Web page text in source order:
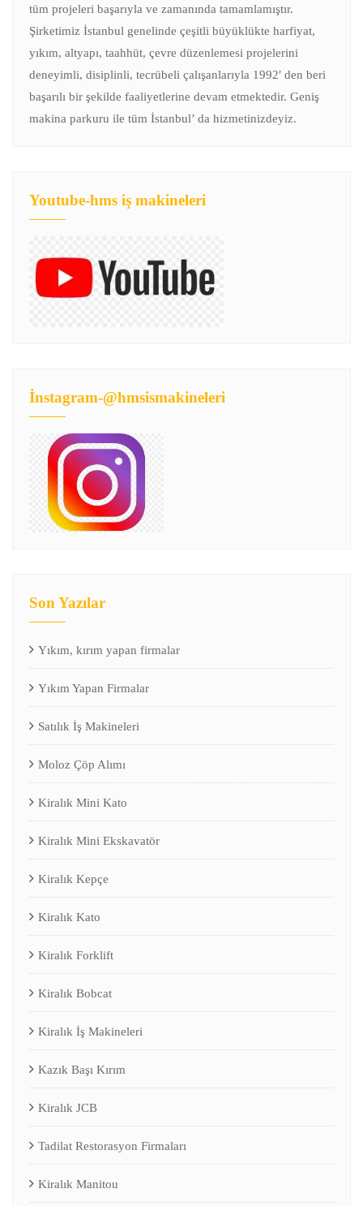
tüm projeleri başarıyla ve zamanında tamamlamıştır.
Şirketimiz İstanbul genelinde çeşitli büyüklükte harfiyat,
yıkım, altyapı, taahhüt, çevre düzenlemesi projelerini
deneyimli, disiplinli, tecrübeli çalışanlarıyla 1992′ den beri
başarılı bir şekilde faaliyetlerine devam etmektedir. Geniş
makina parkuru ile tüm İstanbul’ da hizmetinizdeyiz.
Youtube-hms iş makineleri
İnstagram-@hmsismakineleri
Son Yazılar
Yıkım, kırım yapan firmalar
Yıkım Yapan Firmalar
Satılık İş Makineleri
Moloz Çöp Alımı
Kiralık Mini Kato
Kiralık Mini Ekskavatör
Kiralık Kepçe
Kiralık Kato
Kiralık Forklift
Kiralık Bobcat
Kiralık İş Makineleri
Kazık Başı Kırım
Kiralık JCB
Tadilat Restorasyon Firmaları
Kiralık Manitou